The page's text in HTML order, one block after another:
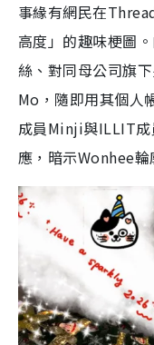
事緣有網民在
高度」的趣味梗圖
絲、對同母公司旗
Mo，隨即用其個人
成員Minji與ILLIT成
應，暗示Wonhee輪